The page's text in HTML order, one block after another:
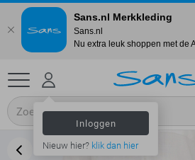
Inloggen
Nieuw hier? klik dan hier
Sans.nl Merkkleding
Sans.nl
Nu extra leuk shoppen met de